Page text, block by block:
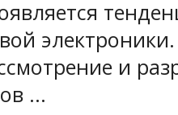
электроники.
и
...